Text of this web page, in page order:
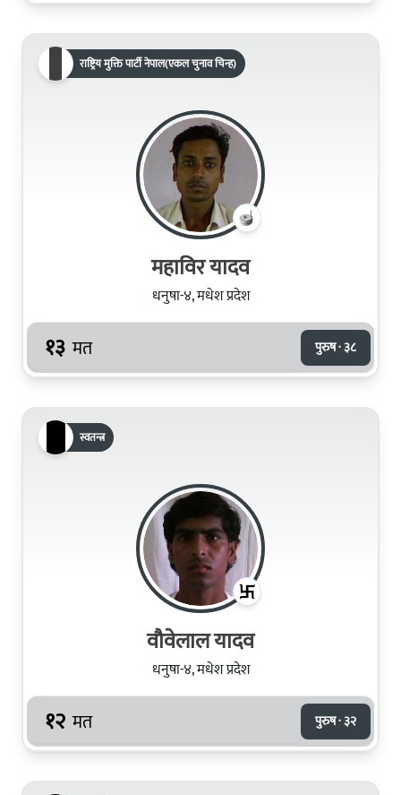
राष्ट्रिय मुक्ति पार्टी नेपाल(एकल चुनाव चिन्ह)
महाविर यादव
धनुषा-४, मधेश प्रदेश
१३ मत पुरुष · ३८
स्वतन्त्र
वौवेलाल यादव
धनुषा-४, मधेश प्रदेश
१२ मत पुरुष · ३२